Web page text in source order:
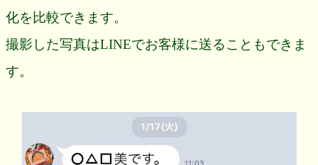
化を比較できます。
撮影した写真はLINEでお客様に送ることもできま
す。